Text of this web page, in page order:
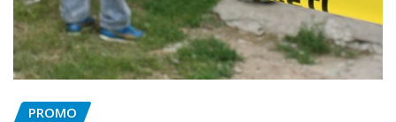
PROMO